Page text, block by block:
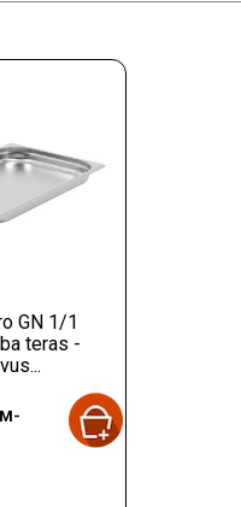
GN 1/1
teras -